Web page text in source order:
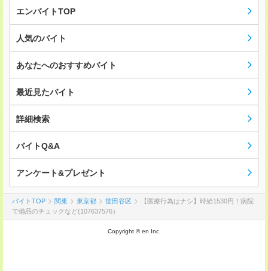
エンバイトTOP
人気のバイト
あなたへのおすすめバイト
最近見たバイト
詳細検索
バイトQ&A
アンケート&プレゼント
バイトTOP 関東 東京都 世田谷区
【医療行為はナシ】時給1530円！病院
で備品のチェックなど(107637576）
Copyright © en Inc.